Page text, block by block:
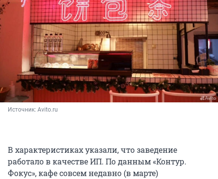
Источник: Avito.ru
В характеристиках указали, что заведение
работало в качестве ИП. По данным «Контур.
Фокус», кафе совсем недавно (в марте)